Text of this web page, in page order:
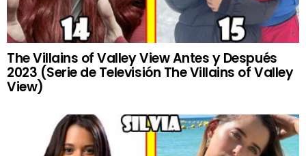
The Villains of Valley View Antes y Después
2023 (Serie de Televisión The Villains of Valley
View)